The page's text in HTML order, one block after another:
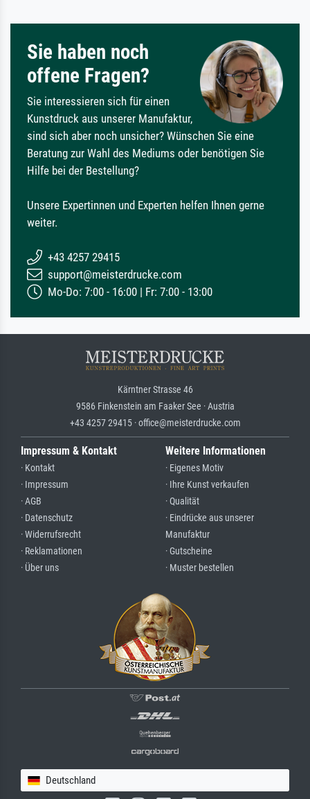
Sie haben noch
offene Fragen?
Sie interessieren sich für einen
Kunstdruck aus unserer Manufaktur,
sind sich aber noch unsicher? Wünschen Sie eine
Beratung zur Wahl des Mediums oder benötigen Sie
Hilfe bei der Bestellung?
Unsere Expertinnen und Experten helfen Ihnen gerne
weiter.
+43 4257 29415
support@meisterdrucke.com
Mo-Do: 7:00 - 16:00 | Fr: 7:00 - 13:00
Kärntner Strasse 46
9586 Finkenstein am Faaker See · Austria
+43 4257 29415 · office@meisterdrucke.com
Impressum & Kontakt
· Kontakt
· Impressum
· AGB
· Datenschutz
· Widerrufsrecht
· Reklamationen
· Über uns
Weitere Informationen
· Eigenes Motiv
· Ihre Kunst verkaufen
· Qualität
· Eindrücke aus unserer
Manufaktur
· Gutscheine
· Muster bestellen
Deutschland